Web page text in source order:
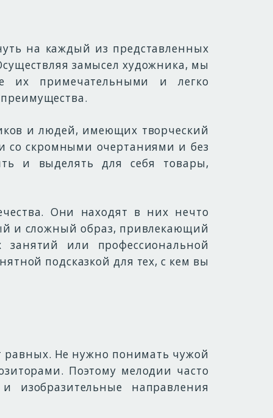
на каждый из представленных
замысел художника, мы
их примечательными и легко
и людей, имеющих творческий
со скромными очертаниями и без
и выделять для себя товары,
Они находят в них нечто
и сложный образ, привлекающий
или профессиональной
подсказкой для тех, с кем вы
равных. Не нужно понимать чужой
Поэтому мелодии часто
изобразительные направления